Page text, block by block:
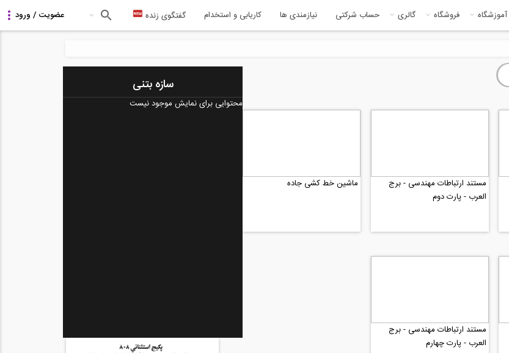
آموزشگاه فروشگاه گالری حساب شرکتی نیازمندی ها کاریابی و استخدام گفتگوی زنده
مستند ارتباطات مهندسی - برج
العرب - پارت دوم
ماشین خط کشی جاده
مستند ارتباطات مهندسی - برج
العرب - پارت چهارم
سازه بتنی
محتوایی برای نمایش موجود نیست